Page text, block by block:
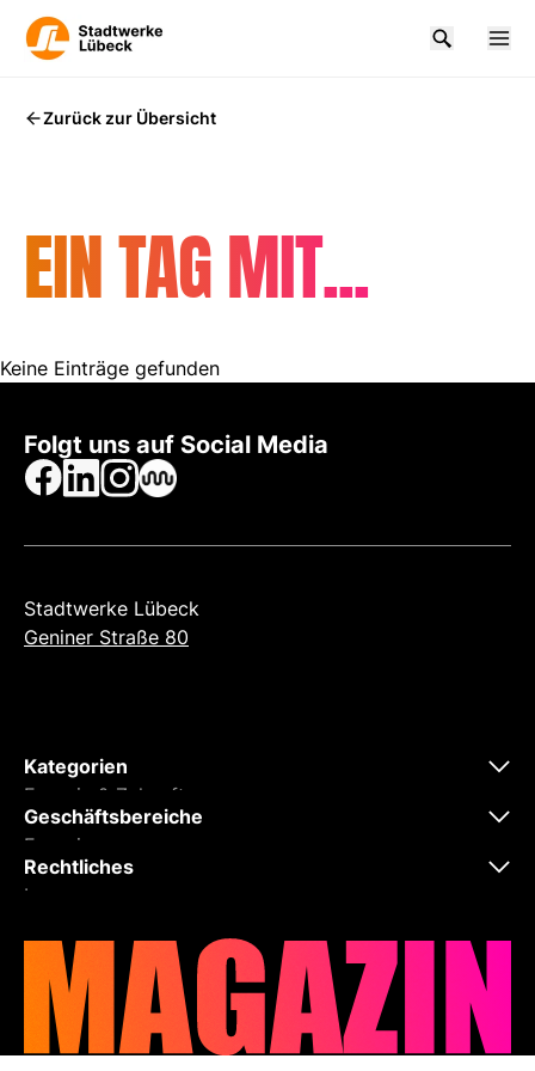
Zurück zur Übersicht
EIN TAG MIT...
Keine Einträge gefunden
Folgt uns auf Social Media
Stadtwerke Lübeck
Geniner Straße 80
Kategorien
Energie & Zukunft
Wissen
Nachhaltigkeit
Geschäftsbereiche
Energie
Digital
Karriere
Geschäftskunden
Fakten
Rechtliches
Impressum
Cookie-Einstellungen
Barrierefreiheit